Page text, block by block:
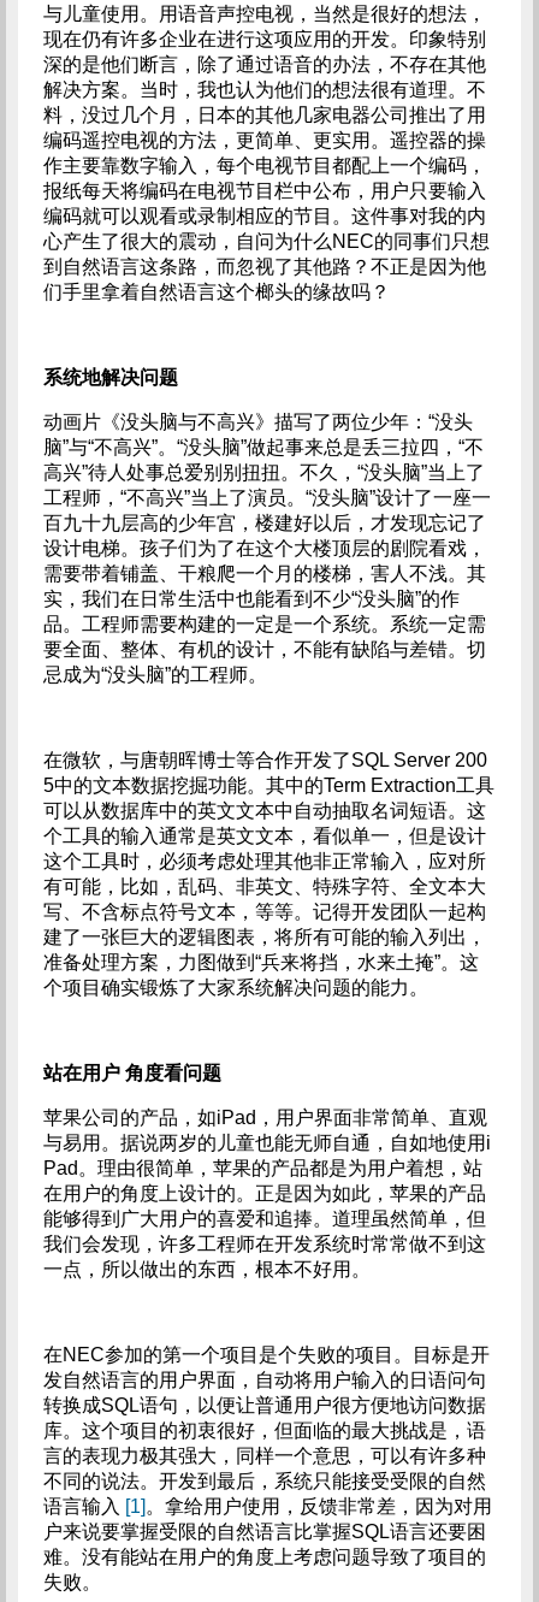
与儿童使用。用语音声控电视，当然是很好的想法，
现在仍有许多企业在进行这项应用的开发。印象特别
深的是他们断言，除了通过语音的办法，不存在其他
解决方案。当时，我也认为他们的想法很有道理。不
料，没过几个月，日本的其他几家电器公司推出了用
编码遥控电视的方法，更简单、更实用。遥控器的操
作主要靠数字输入，每个电视节目都配上一个编码，
报纸每天将编码在电视节目栏中公布，用户只要输入
编码就可以观看或录制相应的节目。这件事对我的内
心产生了很大的震动，自问为什么NEC的同事们只想
到自然语言这条路，而忽视了其他路？不正是因为他
们手里拿着自然语言这个榔头的缘故吗？
系统地解决问题
动画片《没头脑与不高兴》描写了两位少年：“没头
脑”与“不高兴”。“没头脑”做起事来总是丢三拉四，“不
高兴”待人处事总爱别别扭扭。不久，“没头脑”当上了
工程师，“不高兴”当上了演员。“没头脑”设计了一座一
百九十九层高的少年宫，楼建好以后，才发现忘记了
设计电梯。孩子们为了在这个大楼顶层的剧院看戏，
需要带着铺盖、干粮爬一个月的楼梯，害人不浅。其
实，我们在日常生活中也能看到不少“没头脑”的作
品。工程师需要构建的一定是一个系统。系统一定需
要全面、整体、有机的设计，不能有缺陷与差错。切
忌成为“没头脑”的工程师。
在微软，与唐朝晖博士等合作开发了SQL Server 200
5中的文本数据挖掘功能。其中的Term Extraction工具
可以从数据库中的英文文本中自动抽取名词短语。这
个工具的输入通常是英文文本，看似单一，但是设计
这个工具时，必须考虑处理其他非正常输入，应对所
有可能，比如，乱码、非英文、特殊字符、全文本大
写、不含标点符号文本，等等。记得开发团队一起构
建了一张巨大的逻辑图表，将所有可能的输入列出，
准备处理方案，力图做到“兵来将挡，水来土掩”。这
个项目确实锻炼了大家系统解决问题的能力。
站在用户 角度看问题
苹果公司的产品，如iPad，用户界面非常简单、直观
与易用。据说两岁的儿童也能无师自通，自如地使用i
Pad。理由很简单，苹果的产品都是为用户着想，站
在用户的角度上设计的。正是因为如此，苹果的产品
能够得到广大用户的喜爱和追捧。道理虽然简单，但
我们会发现，许多工程师在开发系统时常常做不到这
一点，所以做出的东西，根本不好用。
在NEC参加的第一个项目是个失败的项目。目标是开
发自然语言的用户界面，自动将用户输入的日语问句
转换成SQL语句，以便让普通用户很方便地访问数据
库。这个项目的初衷很好，但面临的最大挑战是，语
言的表现力极其强大，同样一个意思，可以有许多种
不同的说法。开发到最后，系统只能接受受限的自然
语言输入 [1] 。拿给用户使用，反馈非常差，因为对用
户来说要掌握受限的自然语言比掌握SQL语言还要困
难。没有能站在用户的角度上考虑问题导致了项目的
失败。